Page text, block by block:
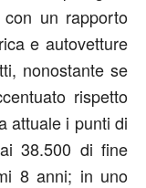
un rapporto
e autovetture
nonostante se
rispetto
attuale i punti di
38.500 di fine
8 anni; in uno